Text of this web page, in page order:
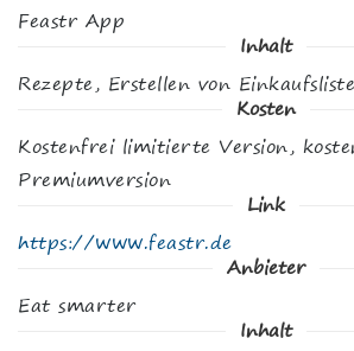
Feastr App
Inhalt
Rezepte, Erstellen von
Kosten
Kostenfrei limitierte Version,
Premiumversion
Link
https://www.feastr.de
Anbieter
Eat smarter
Inhalt